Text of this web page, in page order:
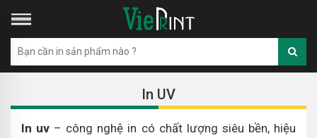
In UV
In uv – công nghệ in có chất lượng siêu bền, hiệu